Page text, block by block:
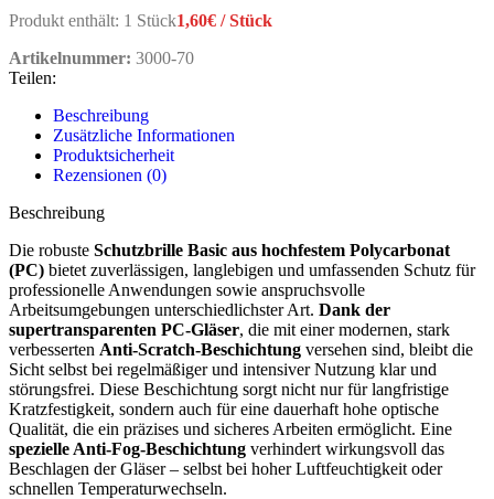
Produkt enthält: 1 Stück1,60€ /Stück
Artikelnummer: 3000-70
Teilen:
Beschreibung
Zusätzliche Informationen
Produktsicherheit
Rezensionen (0)
Beschreibung
Die robuste Schutzbrille Basic aus hochfestem Polycarbonat
(PC) bietet zuverlässigen, langlebigen und umfassenden Schutz für
professionelle Anwendungen sowie anspruchsvolle
Arbeitsumgebungen unterschiedlichster Art. Dank der
supertransparenten PC-Gläser, die mit einer modernen, stark
verbesserten Anti-Scratch-Beschichtung versehen sind, bleibt die
Sicht selbst bei regelmäßiger und intensiver Nutzung klar und
störungsfrei. Diese Beschichtung sorgt nicht nur für langfristige
Kratzfestigkeit, sondern auch für eine dauerhaft hohe optische
Qualität, die ein präzises und sicheres Arbeiten ermöglicht. Eine
spezielle Anti-Fog-Beschichtung verhindert wirkungsvoll das
Beschlagen der Gläser – selbst bei hoher Luftfeuchtigkeit oder
schnellen Temperaturwechseln.